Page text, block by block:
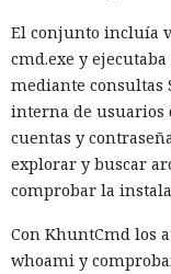
errores y
«glob».
Las conversaciones
Next.js en favor de
aún no se
de Vercel,
doble del año
El conjunto incluía
cmd.exe y
mediante consultas
interna de usuarios
cuentas y
explorar y buscar
comprobar la
Con KhuntCmd los
whoami y